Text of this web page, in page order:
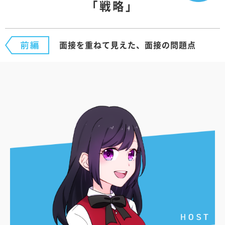
「戦略」
面接を重ねて見えた、面接の問題点